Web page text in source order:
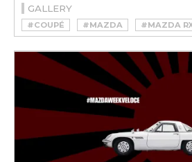
GALLERY
#COUPÉ #MAZDA
#MAZDA
#MAZDAWEEKVELOCE
#RX-7
#SPORTSCAR
#WEEKVELOCE